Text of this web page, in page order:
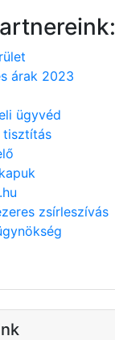
árak 2023
ügyvéd
tisztítás
zsírleszívás